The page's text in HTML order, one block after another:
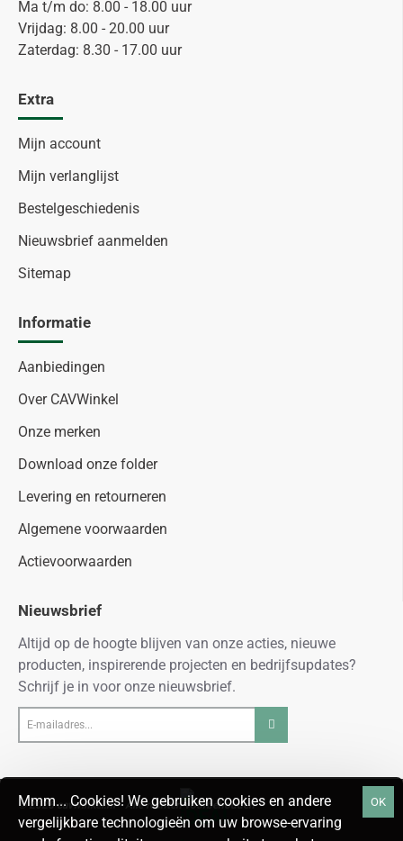
Mmm... Cookies! We gebruiken cookies en andere
vergelijkbare technologieën om uw browse-ervaring
OK
Ma t/m do: 8.00 - 18.00 uur
Vrijdag: 8.00 - 20.00 uur
Zaterdag: 8.30 - 17.00 uur
Extra
Mijn account
Mijn verlanglijst
Bestelgeschiedenis
Nieuwsbrief aanmelden
Sitemap
Informatie
Aanbiedingen
Over CAVWinkel
Onze merken
Download onze folder
Levering en retourneren
Algemene voorwaarden
Actievoorwaarden
Nieuwsbrief
Altijd op de hoogte blijven van onze acties, nieuwe
producten, inspirerende projecten en bedrijfsupdates?
Schrijf je in voor onze nieuwsbrief.
mailadres...
© 2026 cavwinkel.nl - Alle rechten voorbehouden